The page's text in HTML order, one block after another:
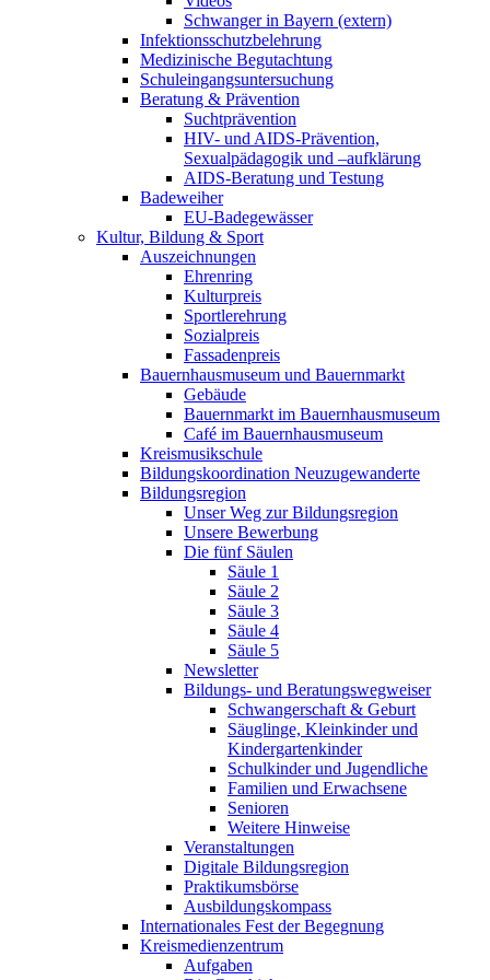
Schwanger in Bayern (extern)
Infektionsschutzbelehrung
Medizinische Begutachtung
Schuleingangsuntersuchung
Beratung & Prävention
Suchtprävention
HIV- und AIDS-Prävention,
Sexualpädagogik und –aufklärung
AIDS-Beratung und Testung
Badeweiher
EU-Badegewässer
Kultur, Bildung & Sport
Auszeichnungen
Ehrenring
Kulturpreis
Sportlerehrung
Sozialpreis
Fassadenpreis
Bauernhausmuseum und Bauernmarkt
Gebäude
Bauernmarkt im Bauernhausmuseum
Café im Bauernhausmuseum
Kreismusikschule
Bildungskoordination Neuzugewanderte
Bildungsregion
Unser Weg zur Bildungsregion
Unsere Bewerbung
Die fünf Säulen
Säule 1
Säule 2
Säule 3
Säule 4
Säule 5
Newsletter
Bildungs- und Beratungswegweiser
Schwangerschaft & Geburt
Säuglinge, Kleinkinder und
Kindergartenkinder
Schulkinder und Jugendliche
Familien und Erwachsene
Senioren
Weitere Hinweise
Veranstaltungen
Digitale Bildungsregion
Praktikumsbörse
Ausbildungskompass
Internationales Fest der Begegnung
Kreismedienzentrum
Aufgaben